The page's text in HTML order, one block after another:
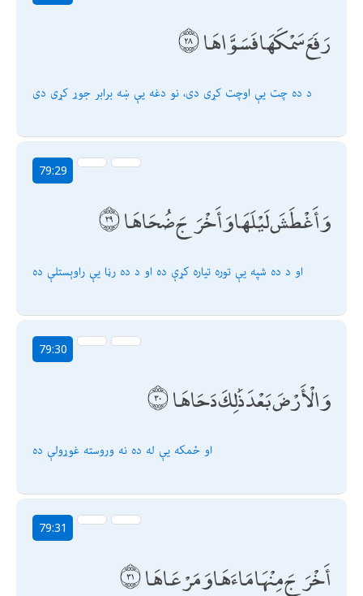
رَفَعَ سَمْكَهَا فَسَوَّاهَا
د ده چت يې اوچت كړى دى، نو دغه يې ښه برابر جوړ كړى دى
79:29
وَأَغْطَشَ لَيْلَهَا وَأَخْرَجَ ضُحَاهَا
او د ده شپه يې توره تیاره كړې ده او د ده رڼا يې راوېستلې ده
79:30
وَالْأَرْضَ بَعْدَ ذَٰلِكَ دَحَاهَا
او ځمكه يې له ده نه وروسته غوړولې ده
79:31
أَخْرَجَ مِنْهَا مَاءَهَا وَمَرْعَاهَا